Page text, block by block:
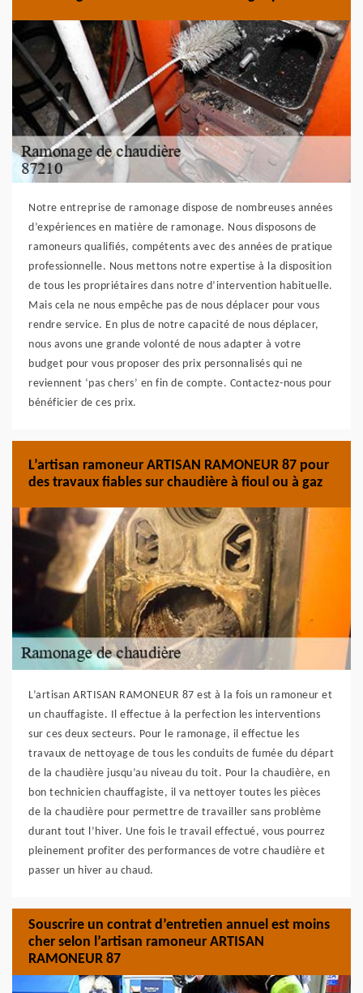
Notre entreprise de ramonage dispose de nombreuses années
d’expériences en matière de ramonage. Nous disposons de
ramoneurs qualifiés, compétents avec des années de pratique
professionnelle. Nous mettons notre expertise à la disposition
de tous les propriétaires dans notre d’intervention habituelle.
Mais cela ne nous empêche pas de nous déplacer pour vous
rendre service. En plus de notre capacité de nous déplacer,
nous avons une grande volonté de nous adapter à votre
budget pour vous proposer des prix personnalisés qui ne
reviennent ‘pas chers’ en fin de compte. Contactez-nous pour
bénéficier de ces prix.
L’artisan ramoneur ARTISAN RAMONEUR 87 pour
des travaux fiables sur chaudière à fioul ou à gaz
L’artisan ARTISAN RAMONEUR 87 est à la fois un ramoneur et
un chauffagiste. Il effectue à la perfection les interventions
sur ces deux secteurs. Pour le ramonage, il effectue les
travaux de nettoyage de tous les conduits de fumée du départ
de la chaudière jusqu’au niveau du toit. Pour la chaudière, en
bon technicien chauffagiste, il va nettoyer toutes les pièces
de la chaudière pour permettre de travailler sans problème
durant tout l’hiver. Une fois le travail effectué, vous pourrez
pleinement profiter des performances de votre chaudière et
passer un hiver au chaud.
Souscrire un contrat d’entretien annuel est moins
cher selon l’artisan ramoneur ARTISAN
RAMONEUR 87